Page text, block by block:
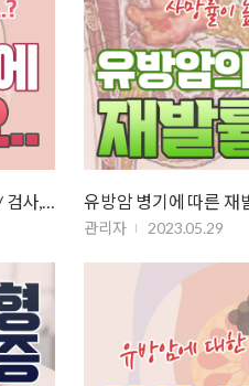
임신 중 유방암에 걸렸다...? 태아에게 미칠 수 있는 영향 / 검사, 치료 방…
관리자 2023.05.29